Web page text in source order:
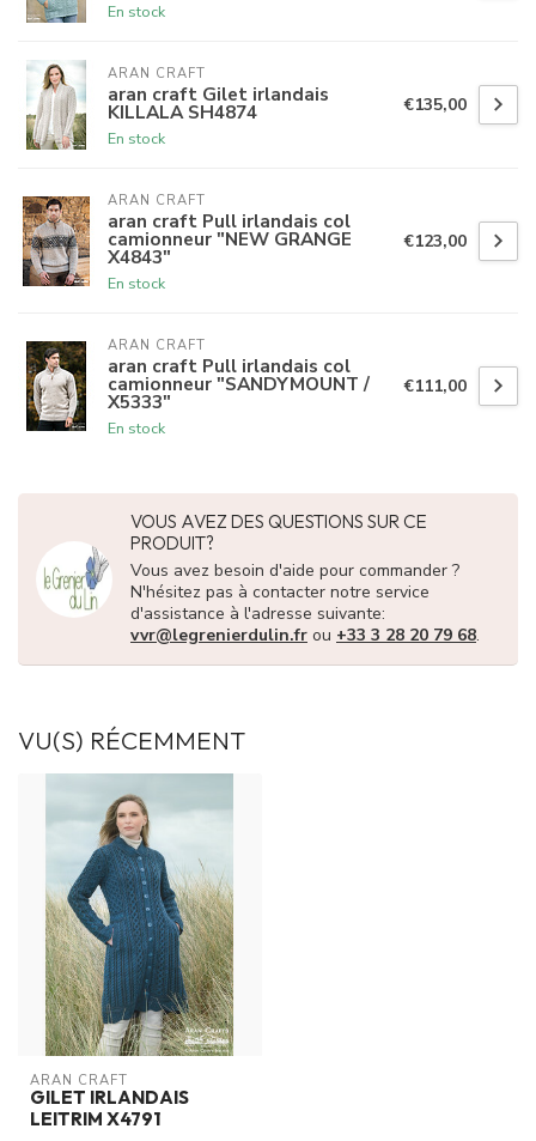
En stock
ARAN CRAFT
aran craft Gilet irlandais
KILLALA SH4874
En stock
€135,00
ARAN CRAFT
aran craft Pull irlandais col
camionneur "NEW GRANGE
X4843"
En stock
€123,00
ARAN CRAFT
aran craft Pull irlandais col
camionneur "SANDYMOUNT /
X5333"
En stock
€111,00
VOUS AVEZ DES QUESTIONS SUR CE
PRODUIT?
Vous avez besoin d'aide pour commander ?
N'hésitez pas à contacter notre service
d'assistance à l'adresse suivante:
vvr@legrenierdulin.fr ou +33 3 28 20 79 68.
VU(S) RÉCEMMENT
ARAN CRAFT
GILET IRLANDAIS
LEITRIM X4791